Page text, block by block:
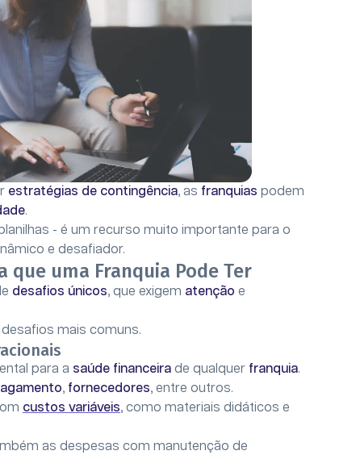
estratégias de contingência, as franquias podem
.
- é um recurso muito importante para o
e desafiador.
que uma Franquia Pode Ter
desafios únicos, que exigem atenção e
mais comuns.
para a saúde financeirade qualquer franquia.
, fornecedores, entre outros.
custos variáveis, como materiais didáticos e
as despesas com manutenção de